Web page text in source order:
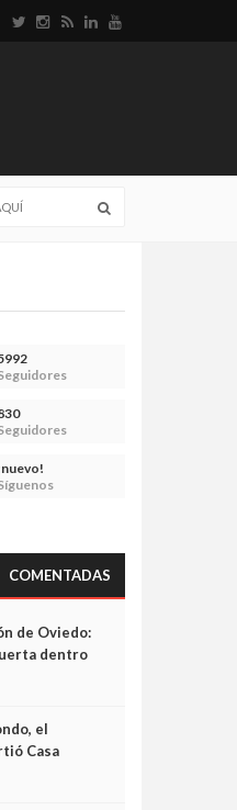
COMENTADAS
de Oviedo:
dentro
el
Casa